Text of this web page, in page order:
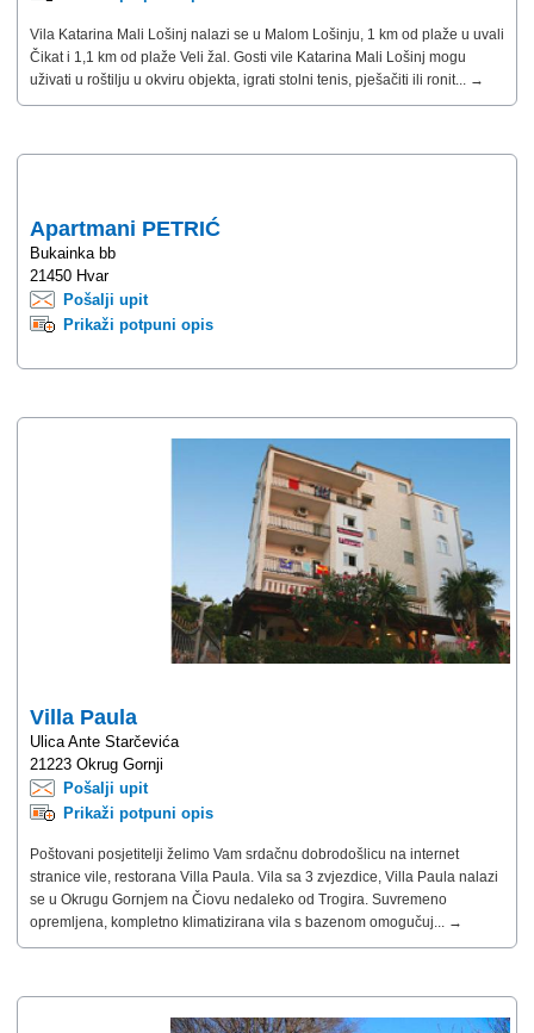
Vila Katarina Mali Lošinj nalazi se u Malom Lošinju, 1 km od plaže u uvali
Čikat i 1,1 km od plaže Veli žal. Gosti vile Katarina Mali Lošinj mogu
uživati ​​u roštilju u okviru objekta, igrati stolni tenis, pješačiti ili ronit... →
Apartmani PETRIĆ
Bukainka bb
21450 Hvar
Pošalji upit
Prikaži potpuni opis
Villa Paula
Ulica Ante Starčevića
21223 Okrug Gornji
Pošalji upit
Prikaži potpuni opis
Poštovani posjetitelji želimo Vam srdačnu dobrodošlicu na internet
stranice vile, restorana Villa Paula. Vila sa 3 zvjezdice, Villa Paula nalazi
se u Okrugu Gornjem na Čiovu nedaleko od Trogira. Suvremeno
opremljena, kompletno klimatizirana vila s bazenom omogučuj... →